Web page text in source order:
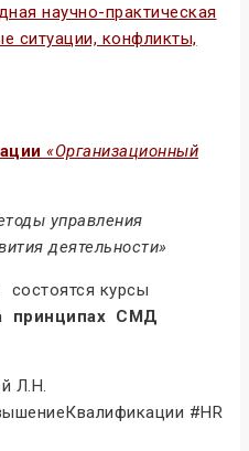
научно-практическая
ситуации, конфликты,
«Организационный
управления
деятельности»
состоятся курсы
принципах СМД
Л.Н.
#HR